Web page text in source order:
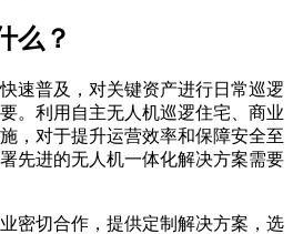
么？
速普及，对关键资产进行日常巡逻
。利用自主无人机巡逻住宅、商业
，对于提升运营效率和保障安全至
先进的无人机一体化解决方案需要
密切合作，提供定制解决方案，选